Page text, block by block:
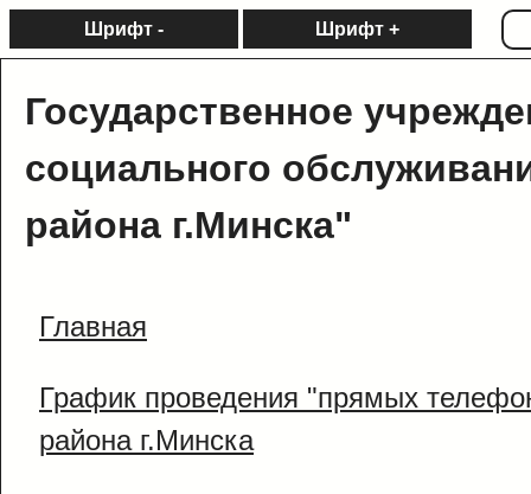
Шрифт - Шрифт +
Государственное
социального
района г.Минска"
Главная
График проведения "прямых
района г.Минска